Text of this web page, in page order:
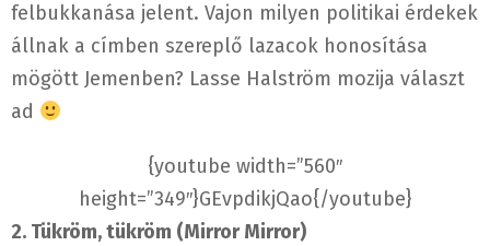
felbukkanása jelent. Vajon milyen politikai érdekek
állnak a címben szereplő lazacok honosítása
mögött Jemenben? Lasse Halström mozija választ
ad
{youtube width=”560″
height=”349″}GEvpdikjQao{/youtube}
2. Tükröm, tükröm (Mirror Mirror)